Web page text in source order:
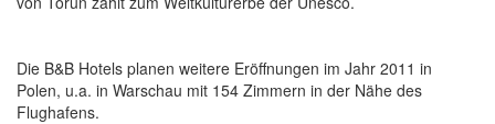
Die B&B Hotels planen weitere Eröffnungen im Jahr 2011 in
Polen, u.a. in Warschau mit 154 Zimmern in der Nähe des
Flughafens.